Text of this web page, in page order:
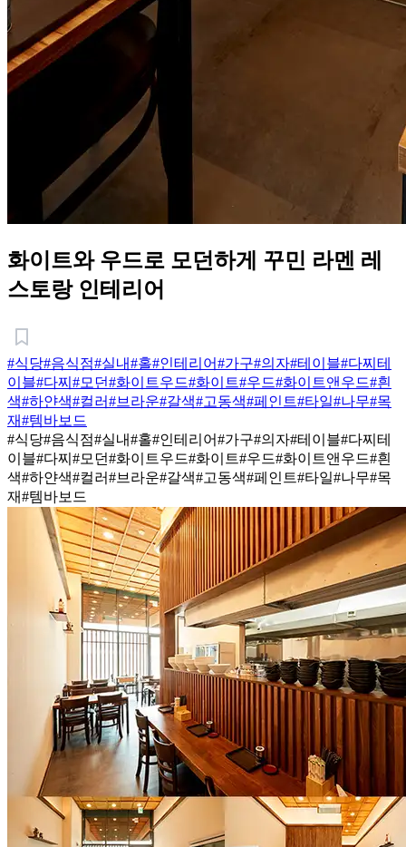
화이트와 우드로 모던하게 꾸민 라멘 레
스토랑 인테리어
#식당#음식점#실내#홀#인테리어#가구#의자#테이블#다찌테
이블#다찌 #모던#화이트우드#화이트#우드#화이트앤우드#흰
색#하얀색#컬러#브라운#갈색#고동색#페인트#타일#나무#목
재#템바보드
#식당#음식점#실내#홀#인테리어#가구#의자#테이블#다찌테
이블#다찌 #모던#화이트우드#화이트#우드#화이트앤우드#흰
색#하얀색#컬러#브라운#갈색#고동색#페인트#타일#나무#목
재#템바보드